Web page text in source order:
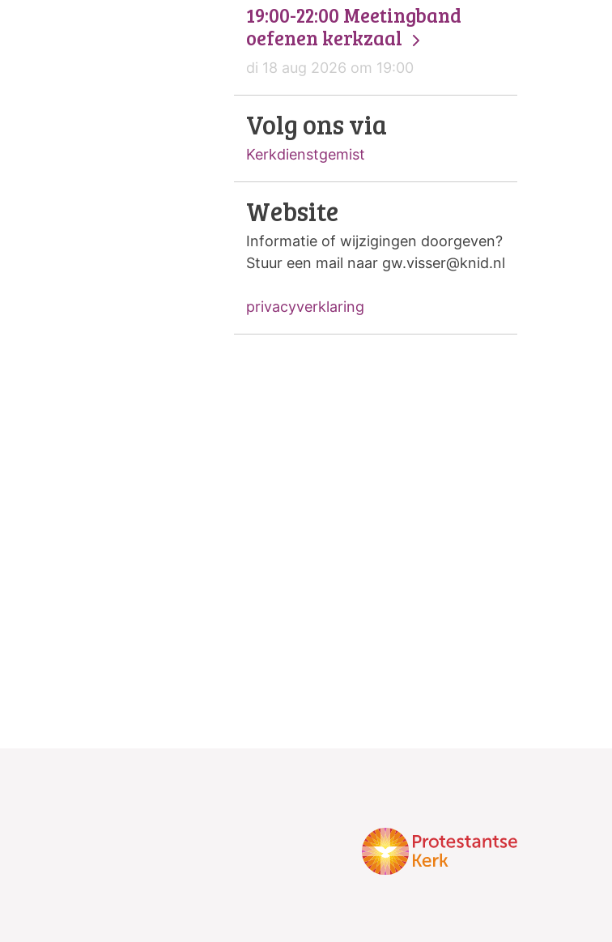
19:00-22:00 Meetingband
oefenen kerkzaal
di 18 aug 2026 om 19:00
Volg ons via
Kerkdienstgemist
Website
Informatie of wijzigingen doorgeven?
Stuur een mail naar gw.visser@knid.nl
privacyverklaring